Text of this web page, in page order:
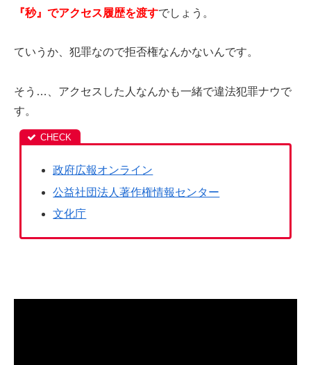
『秒』でアクセス履歴を渡すでしょう。
ていうか、犯罪なので拒否権なんかないんです。
そう…、アクセスした人なんかも一緒で違法犯罪ナウで
す。
政府広報オンライン
公益社団法人著作権情報センター
文化庁